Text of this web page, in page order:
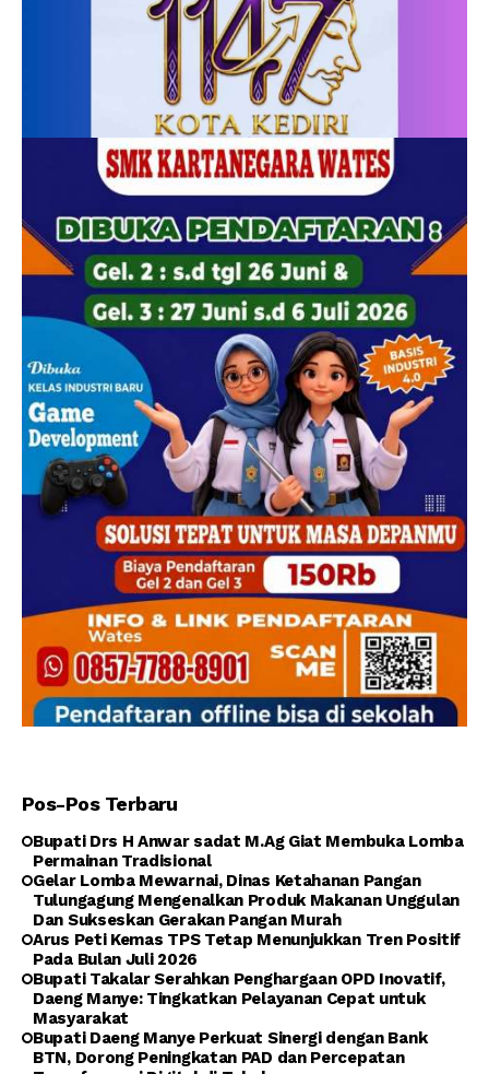
Pos-Pos Terbaru
Bupati Drs H Anwar sadat M.Ag Giat Membuka Lomba
Permainan Tradisional
Gelar Lomba Mewarnai, Dinas Ketahanan Pangan
Tulungagung Mengenalkan Produk Makanan Unggulan
Dan Sukseskan Gerakan Pangan Murah
Arus Peti Kemas TPS Tetap Menunjukkan Tren Positif
Pada Bulan Juli 2026
Bupati Takalar Serahkan Penghargaan OPD Inovatif,
Daeng Manye: Tingkatkan Pelayanan Cepat untuk
Masyarakat
Bupati Daeng Manye Perkuat Sinergi dengan Bank
BTN, Dorong Peningkatan PAD dan Percepatan